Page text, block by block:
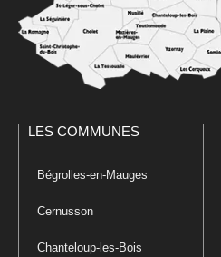
LES COMMUNES
Bégrolles-en-Mauges
Cernusson
Chanteloup-les-Bois